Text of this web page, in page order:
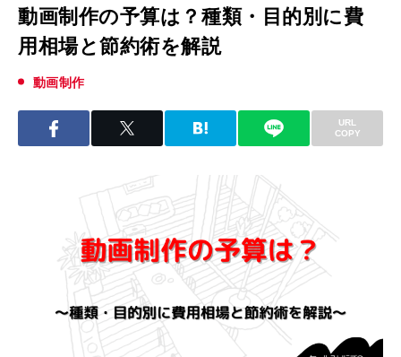
動画制作の予算は？種類・目的別に費
用相場と節約術を解説
動画制作
URL
COPY